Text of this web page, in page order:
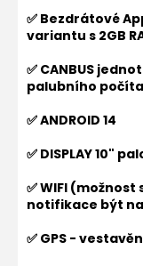
✅ Bezdrátové
variantu s 2GB
✅ CANBUS
palubního
✅ ANDROID 14
✅ DISPLAY 10"
✅ WIFI
notifikace být na
✅ GPS -